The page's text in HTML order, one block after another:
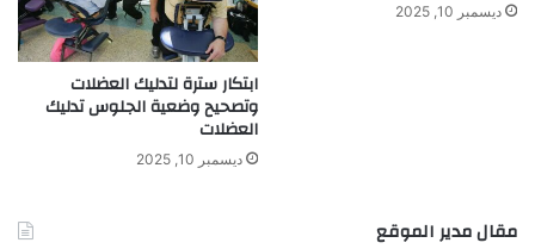
ديسمبر 10, 2025
ابتكار سترة لتدليك العضلات
وتصحيح وضعية الجلوس تدليك
العضلات
ديسمبر 10, 2025
مقال مدير الموقع